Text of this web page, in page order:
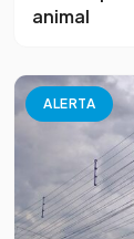
animal
ALERTA